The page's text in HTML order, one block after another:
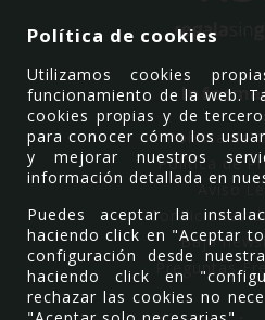
Política de
Política de
Aviso
Condiciones
Baja
Preguntas
Política de cookies
Utilizamos cookies
funcionamiento de la web.
cookies propias y de
para conocer cómo los
y mejorar nuestros
información detallada en
Puedes aceptar la
haciendo click en "Aceptar
configuración desde
haciendo click en
rechazar las cookies no